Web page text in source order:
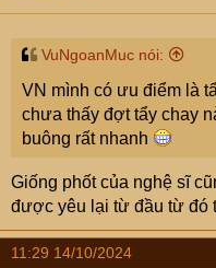
VuNgoanMuc nói:
VN mình có ưu điểm là
chưa thấy đợt tẩy chay
buông rất nhanh
Giống phốt của nghệ sĩ
được yêu lại từ đầu từ đó
11:29 14/10/2024